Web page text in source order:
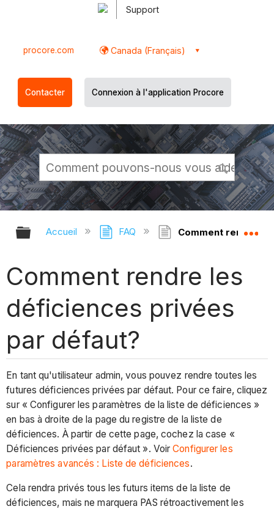
Support
procore.com Canada (Français)
Contacter Connexion à l'application Procore
Développer/réduire la hiérarchie
Accueil FAQ Comment rendre
Comment rendre les
déficiences privées
par défaut?
En tant qu'utilisateur admin, vous pouvez rendre toutes les
futures déficiences privées par défaut. Pour ce faire, cliquez
sur « Configurer les paramètres de la liste de déficiences »
en bas à droite de la page du registre de la liste de
déficiences. À partir de cette page, cochez la case «
Déficiences privées par défaut ». VoirConfigurer les
paramètres avancés : Liste de déficiences.
Cela rendra privés tous les futurs items de la liste de
déficiences, mais ne marquera PAS rétroactivement les